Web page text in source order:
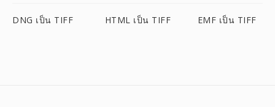
DNG เป็น TIFF HTML เป็น TIFF EMF เป็น TIFF